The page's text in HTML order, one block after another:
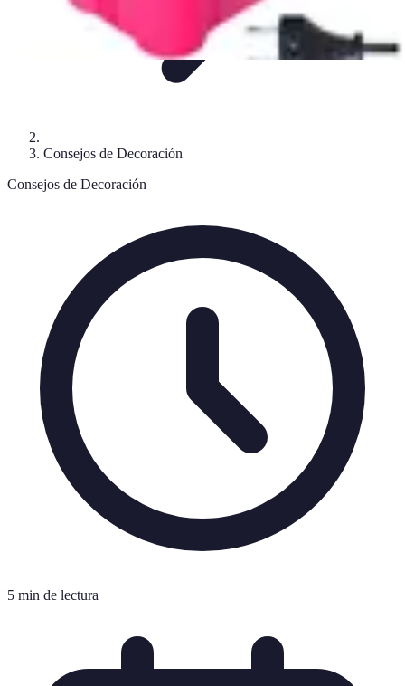
Consejos de Decoración
Consejos de Decoración
5 min de lectura